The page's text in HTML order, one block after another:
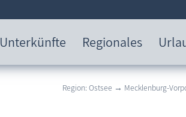
Unterkünfte Regionales
Region: Ostsee → Mecklenburg-